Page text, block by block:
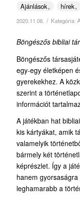
Ajánlások hírek
2020.11.06. / Kategória:
Böngészős bibliai
Böngészős
egy-egy életképen
gyerekekhez. A
szerint a
információt
A játékban hat
kis kártyákat, amik
valamelyik
bármely két
képrészlet. Így a
hanem
leghamarabb a